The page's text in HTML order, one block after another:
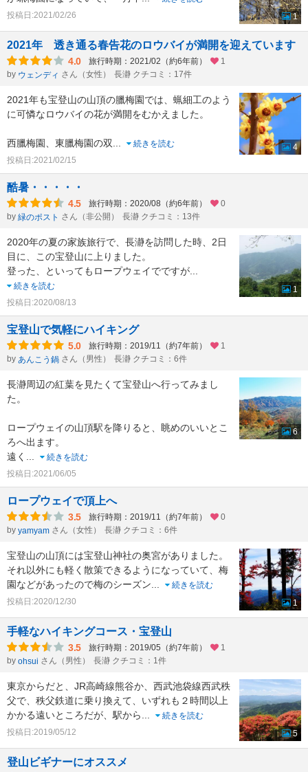
投稿日:2021/02/26
1
2021年 透き通る春告花のロウバイが満開を迎えています
4.0 旅行時期：2021/02（約6年前）
1
by ウェンディ さん（女性） 長瀞 クチコミ：17件
2021年も宝登山の山頂の臘梅園では、蝋細工のよう
に可憐なロウバイの花が満開をむかえました。
西臘梅園、東臘梅園の双...
続きを読む
投稿日:2021/02/15
4
酷暑・・・・・
4.5 旅行時期：2020/08（約6年前）
0
by 緑のポスト さん（非公開） 長瀞 クチコミ：13件
2020年の夏の家族旅行で、長瀞を訪問した時、2日
目に、この宝登山に上りました。
登った、といってもロープウェイでですが...
続きを読む
投稿日:2020/08/13
1
宝登山で気軽にハイキング
5.0 旅行時期：2019/11（約7年前）
1
by あんこう鍋 さん（男性） 長瀞 クチコミ：6件
長瀞周辺の紅葉を見たくて宝登山へ行ってみまし
た。
ロープウェイの山頂駅を降りると、眺めのいいとこ
ろへ出ます。
遠く ...
続きを読む
投稿日:2021/06/05
6
ロープウェイで頂上へ
3.5 旅行時期：2019/11（約7年前）
0
by yamyam さん（女性） 長瀞 クチコミ：6件
宝登山の山頂には宝登山神社の奥宮がありました。
それ以外にも軽く散策できるようになっていて、梅
園などがあったので梅のシーズン...
続きを読む
投稿日:2020/12/30
1
手軽なハイキングコース・宝登山
3.5 旅行時期：2019/05（約7年前）
1
by ohsui さん（男性） 長瀞 クチコミ：1件
東京からだと、JR高崎線熊谷か、西武池袋線西武秩
父で、秩父鉄道に乗り換えて、いずれも２時間以上
かかる遠いところだが、駅から...
続きを読む
投稿日:2019/05/12
5
登山ビギナーにオススメ